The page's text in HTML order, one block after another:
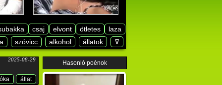
csaj elvont ötletes
laza
szóvicc alkohol állatok ⊽
2025-08-29
állat
Hasonló poénok